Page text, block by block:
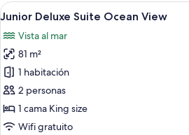
Ver
todas
las
fotos
de
Junior
Deluxe
Suite
4
Junior Deluxe Suite Ocean View
Vista al mar
81 m²
1 habitación
2 personas
1 cama King size
Wifi gratuito